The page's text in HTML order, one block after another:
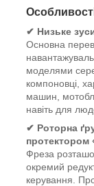
✔ Низьке
Основна
моделями
компоновці,
машин,
навіть для
✔ Роторна
протектором
Фреза
окремий
керування.